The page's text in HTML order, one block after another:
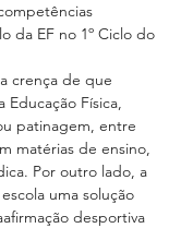
da EF no 1º Ciclo do
crença de que
Educação Física,
patinagem, entre
matérias de ensino,
Por outro lado, a
uma solução
desportiva